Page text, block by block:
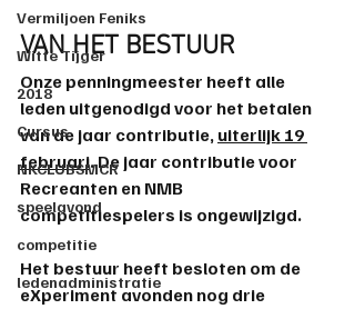
Vermiljoen Feniks
Witte Tijger
2018
Cursus
NKCLUBSMCR
speelavond
competitie
ledenadministratie
VAN HET BESTUUR
Onze penningmeester heeft alle
leden uitgenodigd voor het betalen
van de jaar contributie, uiterlijk 19
februari. De jaar contributie voor
Recreanten en NMB
competitiespelers is ongewijzigd.
Het bestuur heeft besloten om de
eXperiment avonden nog drie